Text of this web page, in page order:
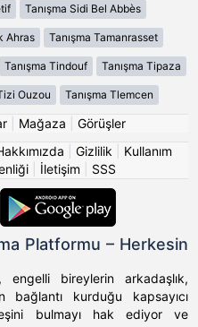
Tanışma Sidi Bel Abbès
Ahras Tanışma Tamanrasset
Tanışma Tindouf Tanışma Tipaza
Ouzou Tanışma Tlemcen
Mağaza
Görüşler
Gizlilik
Kullanım
| İletişim SSS
Platformu – Herkesin
engelli bireylerin arkadaşlık,
kurduğu kapsayıcı
bulmayı hak ediyor ve